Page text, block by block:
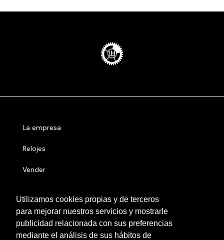
Utilizamos cookies propias y de terceros
para mejorar nuestros servicios y mostrarle
publicidad relacionada con sus preferencias
mediante el análisis de sus hábitos de
La empresa
Relojes
Vender
Otras localidades
Contacto